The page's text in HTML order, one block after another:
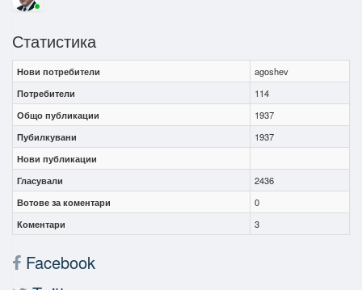
Статистика
Нови потребители
agoshev
Потребители
114
Общо публикации
1937
Пубилкувани
1937
Нови публикации
Гласували
2436
Вотове за коментари
0
Коментари
3
Facebook